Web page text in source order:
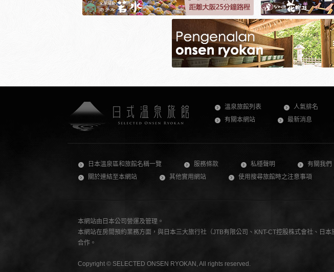
溫泉旅館列表 人氣排名
有關本網站
最新消息
日本溫泉區和旅館名稱一覽 服務條款 私穩聲明 有關我們
關於連結至本網站
其他實用網站 使用搜尋旅館時之注意事項
本網站由日本公司營運及管理。
本網站在房間預約業務方面，與日本三大旅行社（JTB有限公司、KNT-CT控股株式會社、日
合作。
Copyright © SELECTED ONSEN RYOKAN, All rights reserved.